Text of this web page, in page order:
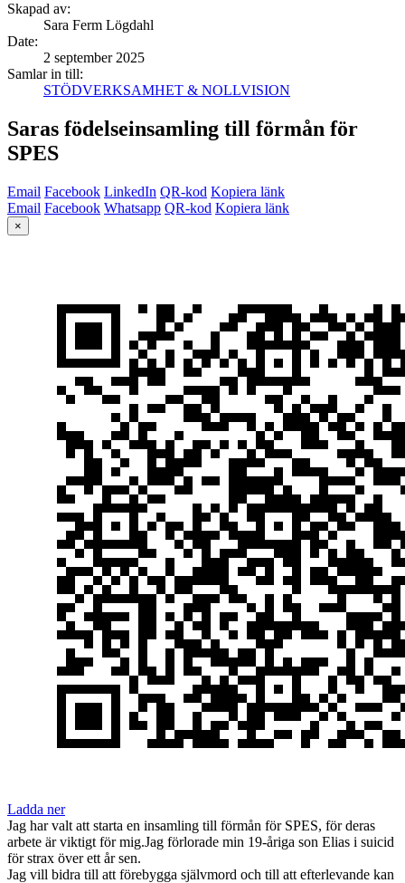
Skapad av:
Sara Ferm Lögdahl
Date:
2 september 2025
Samlar in till:
STÖDVERKSAMHET & NOLLVISION
Saras födelseinsamling till förmån för
SPES
Email Facebook LinkedIn QR-kod Kopiera länk
Email Facebook Whatsapp QR-kod Kopiera länk
×
Ladda ner
Jag har valt att starta en insamling till förmån för SPES, för deras
arbete är viktigt för mig.Jag förlorade min 19-åriga son Elias i suicid
för strax över ett år sen.
Jag vill bidra till att förebygga självmord och till att efterlevande kan